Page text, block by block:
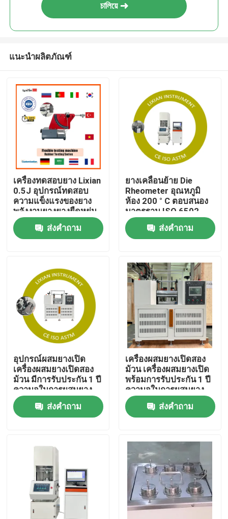
วีอาร์ โชว์
เกี่ยวกับเรา
ทัวร์โรงงาน
ควบคุมคุณภาพ
ติดต่อเรา
เครื่องทดสอบในห้องปฏิบัติการ
চালিয়ে
แนะนำผลิตภัณฑ์
เครื่องทดสอบยาง Lixian
0.5J อุปกรณ์ทดสอบ
ความแข็งแรงของยาง
พลังงานยางยางยืดหยุ่น
ส่งคำถาม
ยางเคลื่อนย้าย Die
Rheometer อุณหภูมิ
ห้อง 200 ° C ตอบสนอง
มาตรฐาน ISO 6502
ความดัน 0.5 Mpa-0.65
Mpa
ส่งคำถาม
อุปกรณ์ผสมยางเปิด
เครื่องผสมยางเปิดสอง
ม้วน มีการรับประกัน 1 ปี
ความจุในการผสมยาง
0.3 ถึง 2 กิโลกรัม
ส่งคำถาม
เครื่องผสมยางเปิดสอง
ม้วน เครื่องผสมยางเปิด
พร้อมการรับประกัน 1 ปี
ความจุในการผสมยาง
0.3 ถึง 2 กิโลกรัม
ส่งคำถาม